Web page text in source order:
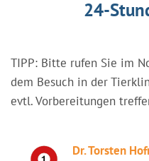
24-
TIPP: Bitte rufen Sie im
dem Besuch in der
evtl. Vorbereitungen
Dr. Torsten